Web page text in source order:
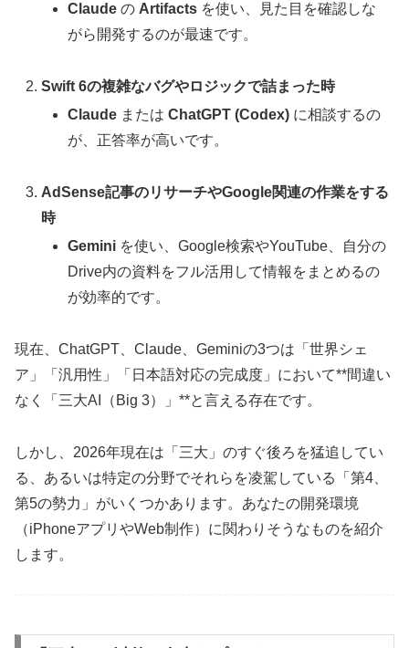
Claude の Artifacts を使い、見た目を確認しな
がら開発するのが最速です。
Swift 6の複雑なバグやロジックで詰まった時
Claude またはChatGPT (Codex) に相談するの
が、正答率が高いです。
AdSense記事のリサーチやGoogle関連の作業をする
時
Gemini を使い、Google検索やYouTube、自分の
Drive内の資料をフル活用して情報をまとめるの
が効率的です。
現在、ChatGPT、Claude、Geminiの3つは「世界シェ
ア」「汎用性」「日本語対応の完成度」において**間違い
なく「三大AI（Big 3）」**と言える存在です。
しかし、2026年現在は「三大」のすぐ後ろを猛追してい
る、あるいは特定の分野でそれらを凌駕している「第4、
第5の勢力」がいくつかあります。あなたの開発環境
（iPhoneアプリやWeb制作）に関わりそうなものを紹介
します。